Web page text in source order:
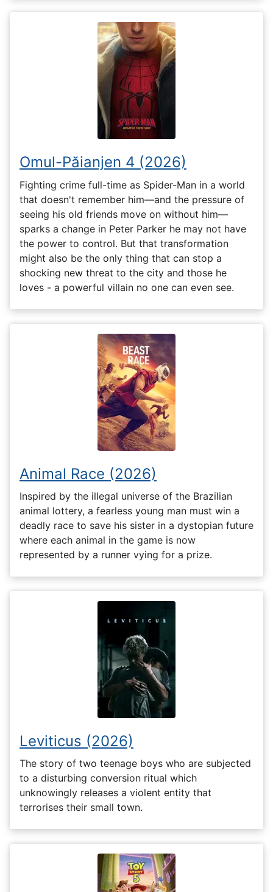
Omul-Păianjen 4 (2026)
Fighting crime full-time as Spider-Man in a world
that doesn't remember him—and the pressure of
seeing his old friends move on without him—
sparks a change in Peter Parker he may not have
the power to control. But that transformation
might also be the only thing that can stop a
shocking new threat to the city and those he
loves - a powerful villain no one can even see.
Animal Race (2026)
Inspired by the illegal universe of the Brazilian
animal lottery, a fearless young man must win a
deadly race to save his sister in a dystopian future
where each animal in the game is now
represented by a runner vying for a prize.
Leviticus (2026)
The story of two teenage boys who are subjected
to a disturbing conversion ritual which
unknowingly releases a violent entity that
terrorises their small town.